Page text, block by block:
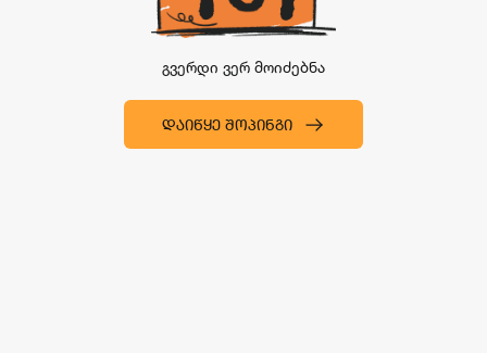
გვერდი ვერ მოიძებნა
ᲓᲐᲘᲬᲧᲔ ᲨᲝᲞᲘᲜᲒᲘ